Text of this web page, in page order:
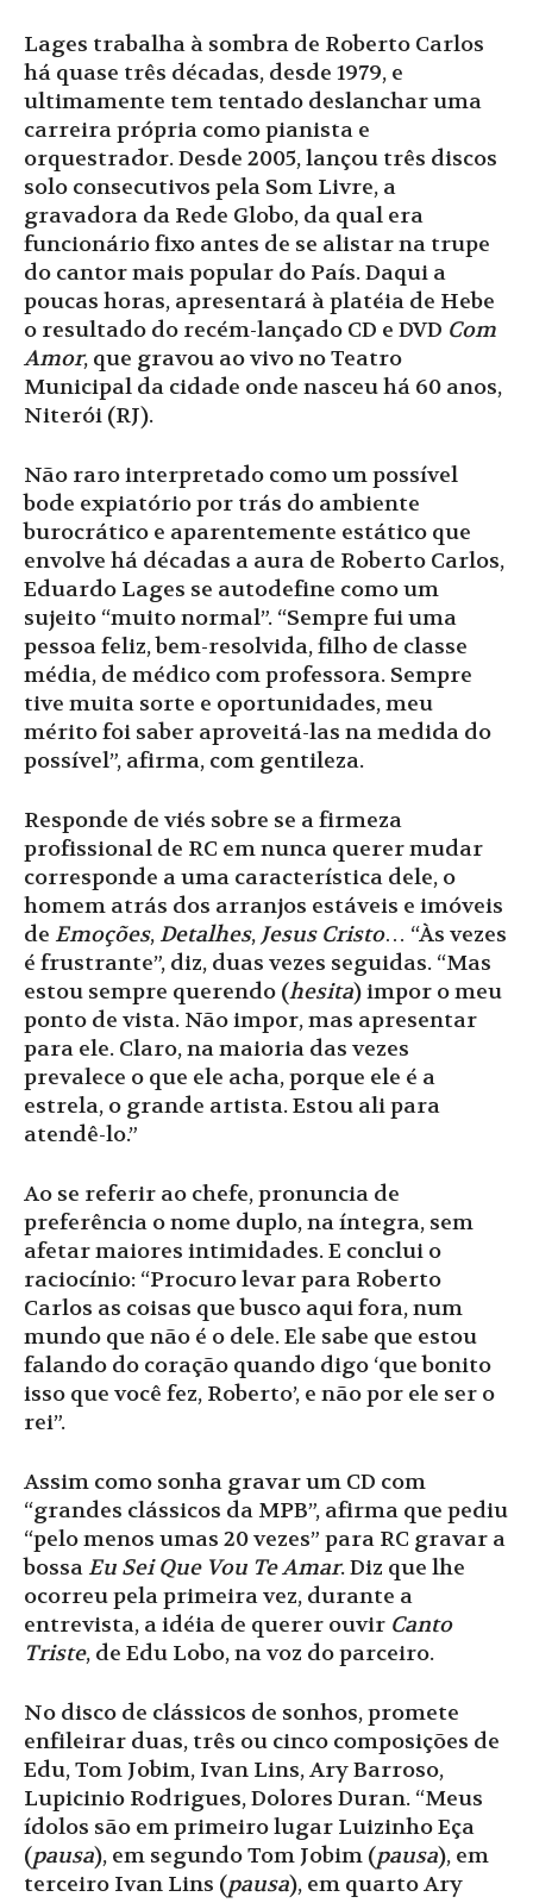
Lages trabalha à sombra de Roberto Carlos
há quase três décadas, desde 1979, e
ultimamente tem tentado deslanchar uma
carreira própria como pianista e
orquestrador. Desde 2005, lançou três discos
solo consecutivos pela Som Livre, a
gravadora da Rede Globo, da qual era
funcionário fixo antes de se alistar na trupe
do cantor mais popular do País. Daqui a
poucas horas, apresentará à platéia de Hebe
o resultado do recém-lançado CD e DVD Com
Amor, que gravou ao vivo no Teatro
Municipal da cidade onde nasceu há 60 anos,
Niterói (RJ).
Não raro interpretado como um possível
bode expiatório por trás do ambiente
burocrático e aparentemente estático que
envolve há décadas a aura de Roberto Carlos,
Eduardo Lages se autodefine como um
sujeito “muito normal”. “Sempre fui uma
pessoa feliz, bem-resolvida, filho de classe
média, de médico com professora. Sempre
tive muita sorte e oportunidades, meu
mérito foi saber aproveitá-las na medida do
possível”, afirma, com gentileza.
Responde de viés sobre se a firmeza
profissional de RC em nunca querer mudar
corresponde a uma característica dele, o
homem atrás dos arranjos estáveis e imóveis
de Emoções, Detalhes, Jesus Cristo… “Às vezes
é frustrante”, diz, duas vezes seguidas. “Mas
estou sempre querendo (hesita) impor o meu
ponto de vista. Não impor, mas apresentar
para ele. Claro, na maioria das vezes
prevalece o que ele acha, porque ele é a
estrela, o grande artista. Estou ali para
atendê-lo.”
Ao se referir ao chefe, pronuncia de
preferência o nome duplo, na íntegra, sem
afetar maiores intimidades. E conclui o
raciocínio: “Procuro levar para Roberto
Carlos as coisas que busco aqui fora, num
mundo que não é o dele. Ele sabe que estou
falando do coração quando digo ‘que bonito
isso que você fez, Roberto’, e não por ele ser o
rei”.
Assim como sonha gravar um CD com
“grandes clássicos da MPB”, afirma que pediu
“pelo menos umas 20 vezes” para RC gravar a
bossa Eu Sei Que Vou Te Amar. Diz que lhe
ocorreu pela primeira vez, durante a
entrevista, a idéia de querer ouvir Canto
Triste, de Edu Lobo, na voz do parceiro.
No disco de clássicos de sonhos, promete
enfileirar duas, três ou cinco composições de
Edu, Tom Jobim, Ivan Lins, Ary Barroso,
Lupicinio Rodrigues, Dolores Duran. “Meus
ídolos são em primeiro lugar Luizinho Eça
(pausa), em segundo Tom Jobim (pausa), em
terceiro Ivan Lins (pausa), em quarto Ary